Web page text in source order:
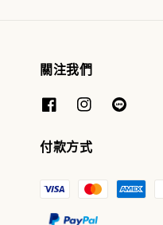
關注我們
付款方式